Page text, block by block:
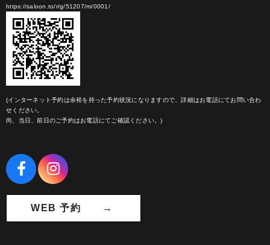
https://saloon.to/r/g/51207/m/0001/
(インターネット予約は余裕を持った予約状況になりますので、詳細はお電話にてお問い合わ
せください。
尚、当日、前日のご予約はお電話にてご確認ください。)
WEB 予約 →